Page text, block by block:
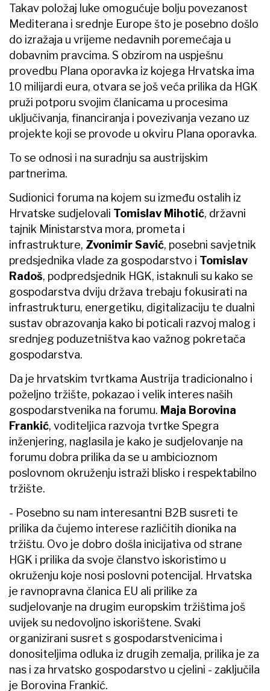
Takav položaj luke omogućuje bolju povezanost
Mediterana i srednje Europe što je posebno došlo
do izražaja u vrijeme nedavnih poremećaja u
dobavnim pravcima. S obzirom na uspješnu
provedbu Plana oporavka iz kojega Hrvatska ima
10 milijardi eura, otvara se još veća prilika da HGK
pruži potporu svojim članicama u procesima
uključivanja, financiranja i povezivanja vezano uz
projekte koji se provode u okviru Plana oporavka.
To se odnosi i na suradnju sa austrijskim
partnerima.
Sudionici foruma na kojem su između ostalih iz
Hrvatske sudjelovali Tomislav Mihotić, državni
tajnik Ministarstva mora, prometa i
infrastrukture, Zvonimir Savić, posebni savjetnik
predsjednika vlade za gospodarstvo i Tomislav
Radoš, podpredsjednik HGK, istaknuli su kako se
gospodarstva dviju država trebaju fokusirati na
infrastrukturu, energetiku, digitalizaciju te dualni
sustav obrazovanja kako bi poticali razvoj malog i
srednjeg poduzetništva kao važnog pokretača
gospodarstva.
Da je hrvatskim tvrtkama Austrija tradicionalno i
poželjno tržište, pokazao i velik interes naših
gospodarstvenika na forumu. Maja Borovina
Frankić, voditeljica razvoja tvrtke Spegra
inženjering, naglasila je kako je sudjelovanje na
forumu dobra prilika da se u ambicioznom
poslovnom okruženju istraži blisko i respektabilno
tržište.
- Posebno su nam interesantni B2B susreti te
prilika da čujemo interese različitih dionika na
tržištu. Ovo je dobro došla inicijativa od strane
HGK i prilika da svoje članstvo iskoristimo u
okruženju koje nosi poslovni potencijal. Hrvatska
je ravnopravna članica EU ali prilike za
sudjelovanje na drugim europskim tržištima još
uvijek su nedovoljno iskorištene. Svaki
organizirani susret s gospodarstvenicima i
donositeljima odluka iz drugih zemalja, prilika je za
nas i za hrvatsko gospodarstvo u cjelini - zaključila
je Borovina Frankić.